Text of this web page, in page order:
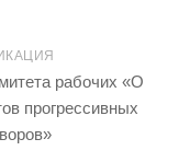
рабочих «О
прогрессивных